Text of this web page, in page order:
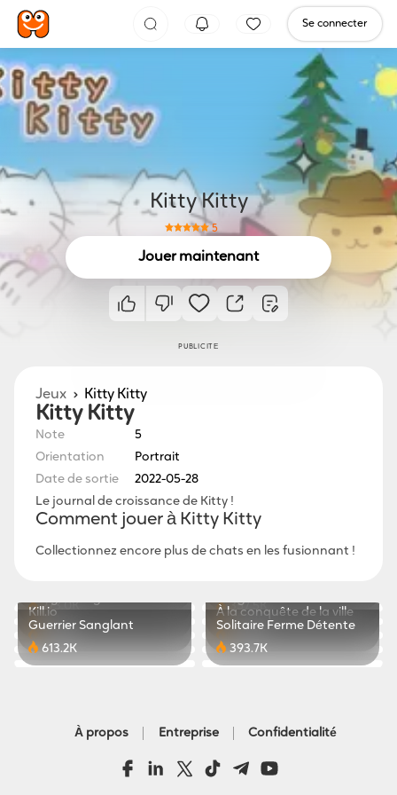
Se connecter
Kitty Kitty
5
Jouer maintenant
PUBLICITÉ
Jeux Kitty Kitty
Kitty Kitty
Note
5
Orientation
Portrait
Date de sortie
2022-05-28
Le journal de croissance de Kitty !
Comment jouer à Kitty Kitty
Collectionnez encore plus de chats en les fusionnant !
Beauté
273.0K
357.5K
351.9K
556.1K
Kill.io
À la conquête de la ville
Guerrier Sanglant
613.2K
Solitaire Ferme Détente
393.7K
À propos Entreprise Confidentialité